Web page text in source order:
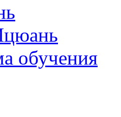
обучения